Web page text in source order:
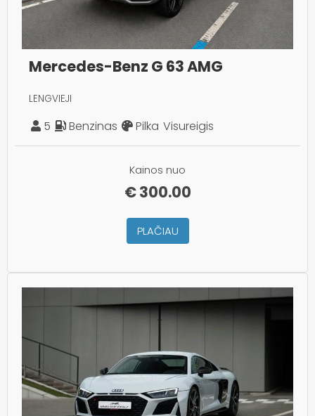
Mercedes-Benz G 63 AMG
LENGVIEJI
5 Benzinas Pilka Visureigis
Kainos nuo
€300.00
PLAČIAU